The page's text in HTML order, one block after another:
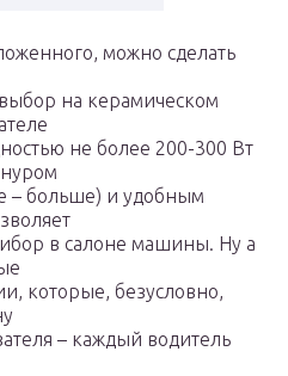
можно сделать
на керамическом
не более 200-300 Вт
– больше) и удобным
в салоне машины. Ну а
которые, безусловно,
– каждый водитель